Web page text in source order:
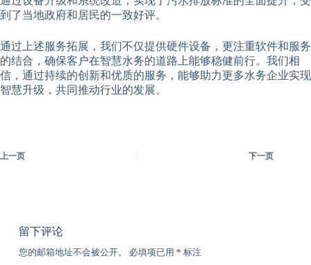
到了当地政府和居民的一致好评。
通过上述服务拓展，我们不仅提供硬件设备，更注重软件和服务
的结合，确保客户在智慧水务的道路上能够稳健前行。我们相
信，通过持续的创新和优质的服务，能够助力更多水务企业实现
智慧升级，共同推动行业的发展。
上一页 下一页
留下评论
您的邮箱地址不会被公开。 必填项已用 * 标注